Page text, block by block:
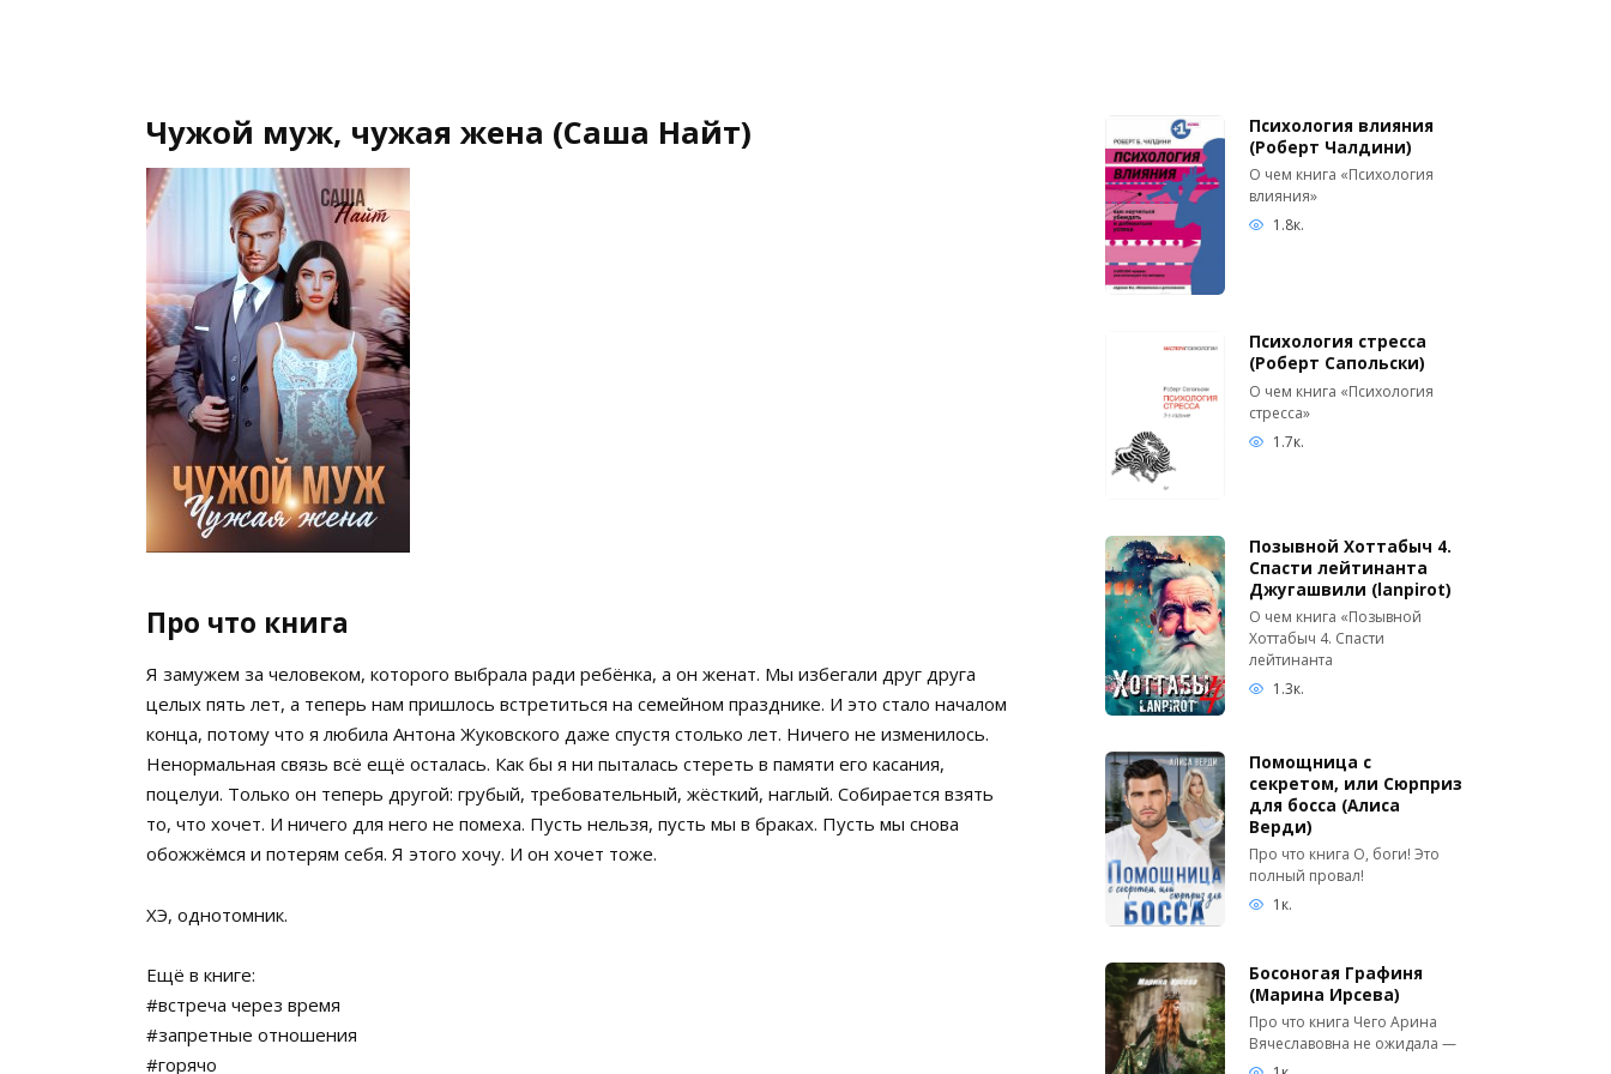
Чужой муж, чужая жена (Саша Найт)
Про что книга
Я замужем за человеком, которого выбрала ради ребёнка, а он женат. Мы избегали друг друга
целых пять лет, а теперь нам пришлось встретиться на семейном празднике. И это стало началом
конца, потому что я любила Антона Жуковского даже спустя столько лет. Ничего не изменилось.
Ненормальная связь всё ещё осталась. Как бы я ни пыталась стереть в памяти его касания,
поцелуи. Только он теперь другой: грубый, требовательный, жёсткий, наглый. Собирается взять
то, что хочет. И ничего для него не помеха. Пусть нельзя, пусть мы в браках. Пусть мы снова
обожжёмся и потерям себя. Я этого хочу. И он хочет тоже.
ХЭ, однотомник.
Ещё в книге:
#встреча через время
#запретные отношения
#горячо
Психология влияния
(Роберт Чалдини)
О чем книга «Психология
влияния»
1.8к.
Психология стресса
(Роберт Сапольски)
О чем книга «Психология
стресса»
1.7к.
Позывной Хоттабыч 4.
Спасти лейтинанта
Джугашвили (lanpirot)
О чем книга «Позывной
Хоттабыч 4. Спасти
лейтинанта
1.3к.
Помощница с
секретом, или Сюрприз
для босса (Алиса
Верди)
Про что книга О, боги! Это
полный провал!
1к.
Босоногая Графиня
(Марина Ирсева)
Про что книга Чего Арина
Вячеславовна не ожидала —